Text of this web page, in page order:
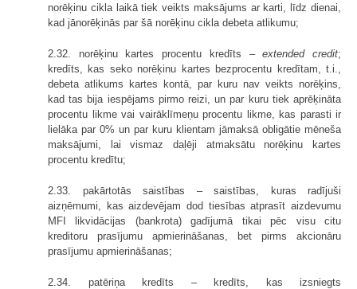
norēķinu cikla laikā tiek veikts maksājums ar karti, līdz dienai,
kad jānorēķinās par šā norēķinu cikla debeta atlikumu;
2.32. norēķinu kartes procentu kredīts –extended credit;
kredīts, kas seko norēķinu kartes bezprocentu kredītam, t.i.,
debeta atlikums kartes kontā, par kuru nav veikts norēķins,
kad tas bija iespējams pirmo reizi, un par kuru tiek aprēķināta
procentu likme vai vairāklīmeņu procentu likme, kas parasti ir
lielāka par 0% un par kuru klientam jāmaksā obligātie mēneša
maksājumi, lai vismaz daļēji atmaksātu norēķinu kartes
procentu kredītu;
2.33. pakārtotās saistības – saistības, kuras radījuši
aizņēmumi, kas aizdevējam dod tiesības atprasīt aizdevumu
MFI likvidācijas (bankrota) gadījumā tikai pēc visu citu
kreditoru prasījumu apmierināšanas, bet pirms akcionāru
prasījumu apmierināšanas;
2.34. patēriņa kredīts – kredīts, kas izsniegts